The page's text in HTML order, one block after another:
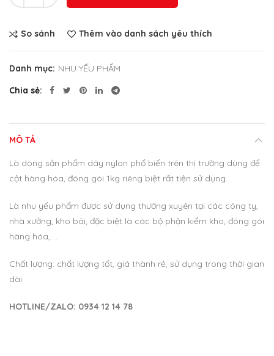
So sánh Thêm vào danh sách yêu thích
Danh mục: NHU YẾU PHẨM
Chia sẻ
MÔ TẢ
Là dòng sản phẩm dây nylon phổ biến trên thị trường dùng để
cột hàng hóa, đóng gói 1kg riêng biệt rất tiện sử dụng.
Là nhu yếu phẩm được sử dụng thường xuyên tại các công ty,
nhà xưởng, kho bãi, đặc biệt là các bộ phận kiểm kho, đóng gói
hàng hóa,….
Chất lượng: chất lượng tốt, giá thành rẻ, sử dụng trong thời gian
dài.
HOTLINE/ZALO: 0934 12 14 78